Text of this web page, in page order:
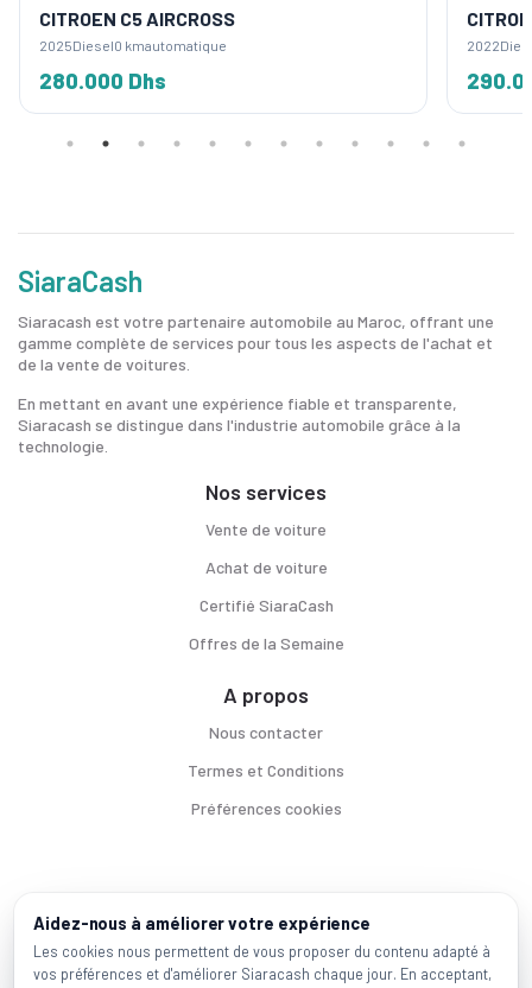
CITROEN C5 AIRCROSS
2025Diesel0 kmautomatique
280.000 Dhs
2022
SiaraCash
Siaracash est votre partenaire automobile au Maroc, offrant une
gamme complète de services pour tous les aspects de l'achat et
de la vente de voitures.
En mettant en avant une expérience fiable et transparente,
Siaracash se distingue dans l'industrie automobile grâce à la
technologie.
Nos services
Vente de voiture
Achat de voiture
Certifié SiaraCash
Offres de la Semaine
A propos
Nous contacter
Termes et Conditions
Préférences cookies
Voitures par ville
Casablanca | | Mohammadia |Salé | |
Marques populaires
Aidez-nous à améliorer votre expérience
Les cookies nous permettent de vous proposer du contenu adapté à
vos préférences et d'améliorer Siaracash chaque jour. En acceptant,